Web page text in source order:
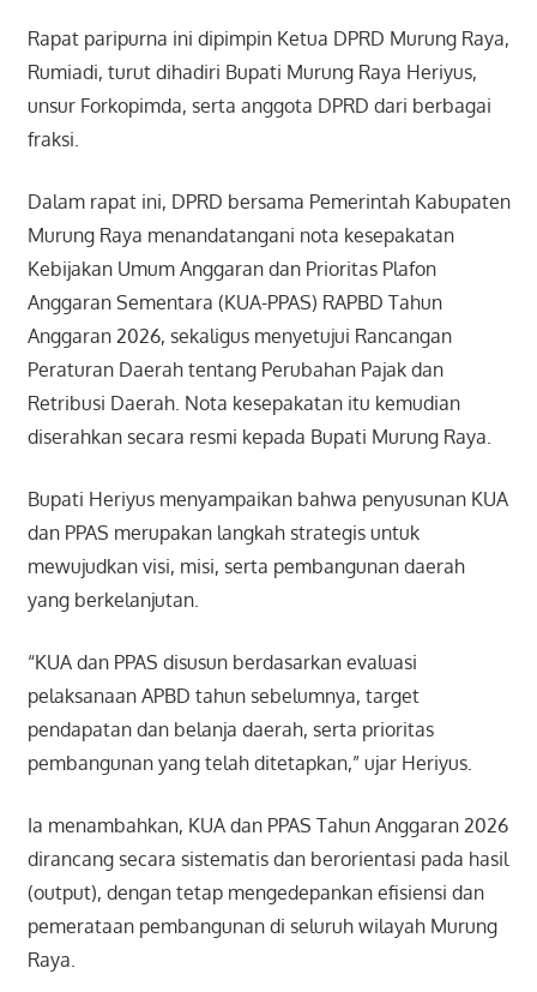
Rapat paripurna ini dipimpin Ketua DPRD Murung Raya,
Rumiadi, turut dihadiri Bupati Murung Raya Heriyus,
unsur Forkopimda, serta anggota DPRD dari berbagai
fraksi.
Dalam rapat ini, DPRD bersama Pemerintah Kabupaten
Murung Raya menandatangani nota kesepakatan
Kebijakan Umum Anggaran dan Prioritas Plafon
Anggaran Sementara (KUA-PPAS) RAPBD Tahun
Anggaran 2026, sekaligus menyetujui Rancangan
Peraturan Daerah tentang Perubahan Pajak dan
Retribusi Daerah. Nota kesepakatan itu kemudian
diserahkan secara resmi kepada Bupati Murung Raya.
Bupati Heriyus menyampaikan bahwa penyusunan KUA
dan PPAS merupakan langkah strategis untuk
mewujudkan visi, misi, serta pembangunan daerah
yang berkelanjutan.
“KUA dan PPAS disusun berdasarkan evaluasi
pelaksanaan APBD tahun sebelumnya, target
pendapatan dan belanja daerah, serta prioritas
pembangunan yang telah ditetapkan,” ujar Heriyus.
Ia menambahkan, KUA dan PPAS Tahun Anggaran 2026
dirancang secara sistematis dan berorientasi pada hasil
(output), dengan tetap mengedepankan efisiensi dan
pemerataan pembangunan di seluruh wilayah Murung
Raya.